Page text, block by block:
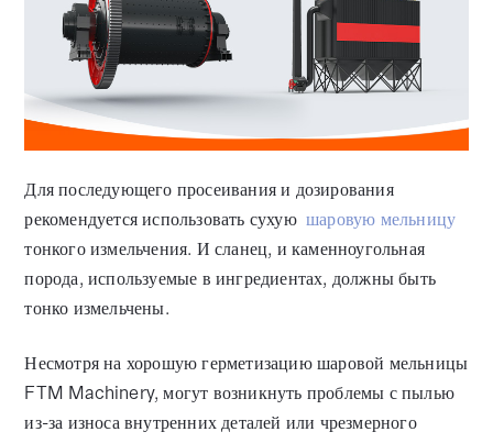
Для последующего просеивания и дозирования
рекомендуется использовать сухую шаровую мельницу
тонкого измельчения. И сланец, и каменноугольная
порода, используемые в ингредиентах, должны быть
тонко измельчены.
Несмотря на хорошую герметизацию шаровой мельницы
FTM Machinery, могут возникнуть проблемы с пылью
из-за износа внутренних деталей или чрезмерного